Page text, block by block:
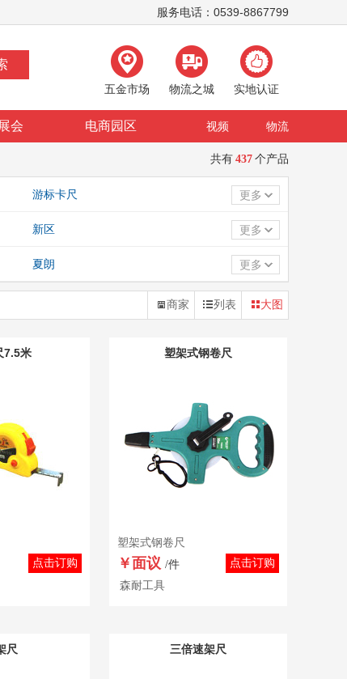
服务电话：0539-8867799
五金市场 物流之城 实地认证
会 电商园区 视频 物流
共有 437 个产品
游标卡尺
深度尺
更多
新区 更多
夏朗 更多
商家 列表 大图
7.5米
点击订购
塑架式钢卷尺
塑架式钢卷尺
￥面议 /件 点击订购
森耐工具
尺 三倍速架尺